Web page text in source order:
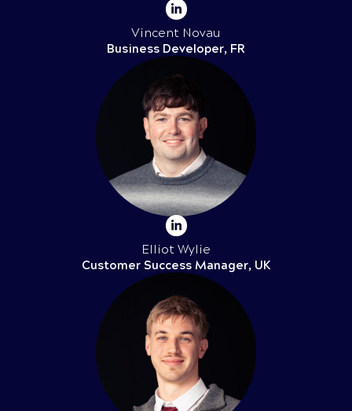
Vincent Novau
Business Developer, FR
Elliot Wylie
Customer Success Manager, UK